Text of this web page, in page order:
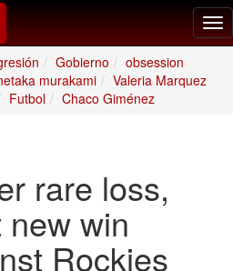
Gobierno
obsession
murakami
Valeria Marquez
Futbol Chaco Giménez
rare loss,
win
Rockies